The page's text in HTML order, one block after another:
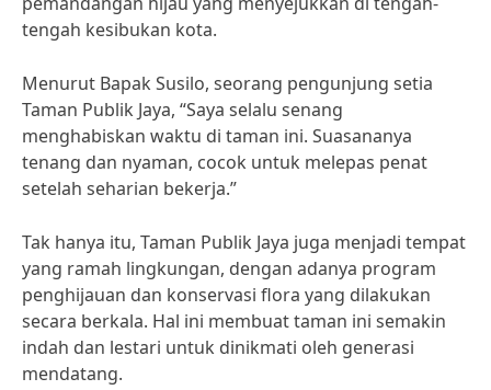
tengah kesibukan kota.
Menurut Bapak Susilo, seorang pengunjung setia
Taman Publik Jaya, “Saya selalu senang
menghabiskan waktu di taman ini. Suasananya
tenang dan nyaman, cocok untuk melepas penat
setelah seharian bekerja.”
Tak hanya itu, Taman Publik Jaya juga menjadi tempat
yang ramah lingkungan, dengan adanya program
penghijauan dan konservasi flora yang dilakukan
secara berkala. Hal ini membuat taman ini semakin
indah dan lestari untuk dinikmati oleh generasi
mendatang.